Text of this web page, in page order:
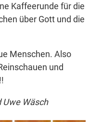
Kaffeerunde für die
über Gott und die
Menschen. Also
und
Uwe Wäsch